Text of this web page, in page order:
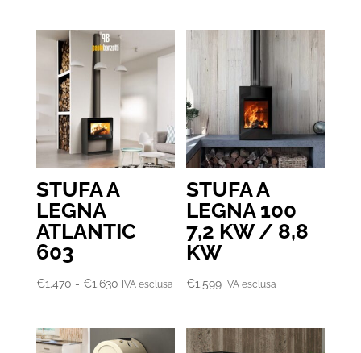
STUFA A
LEGNA
ATLANTIC
603
€1.470 - €1.630Fascia
da
IVA esclusa
STUFA A
LEGNA 100
7,2 KW / 8,8
KW
€1.599 IVA esclusa